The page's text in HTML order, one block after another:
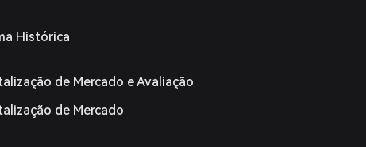
Histórica
de Mercado e Avaliação
de Mercado